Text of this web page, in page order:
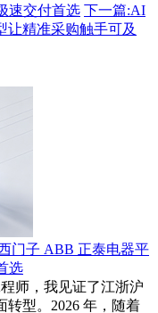
速交付首选 下一篇:AI
让精准采购触手可及
门子 ABB 正泰电器平
选
师，我见证了江浙沪
转型。2026 年，随着